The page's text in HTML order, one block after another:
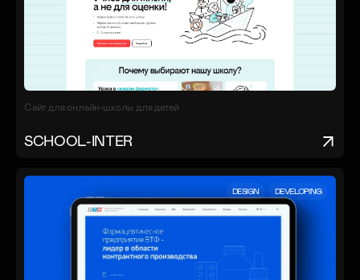
Сайт для онлайн-школы для детей
SCHOOL-INTER
DESIGN DEVELOPING